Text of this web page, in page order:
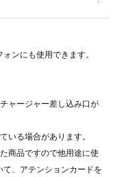
ンにも使用できます。
ャージャー差し込み口が
いる場合があります。
商品ですので他用途に使
、アテンションカードを